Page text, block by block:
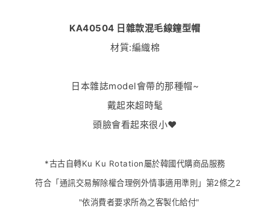
KA40504 日雜款混毛線鐘型帽
材質:編織棉
日本雜誌model會帶的那種帽~
戴起來超時髦
頭臉會看起來很小❤️
*古古自轉Ku Ku Rotation屬於韓國代購商品服務
符合「 通訊交易解除權合理例外情事適用準則 」第2條之2
"依消費者要求所為之客製化給付"